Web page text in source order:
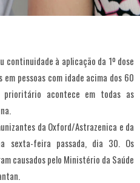
continuidade à aplicação da 1º dose
pessoas com idade acima dos 60
prioritário acontece em todas as
da Oxford/Astrazenica e da
sexta-feira passada, dia 30. Os
causados pelo Ministério da Saúde